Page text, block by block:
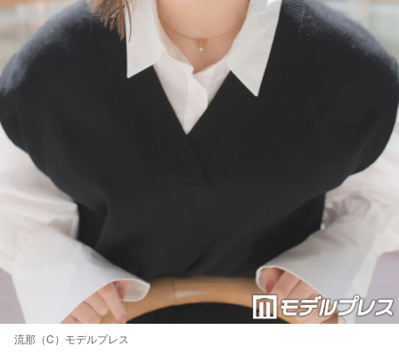
流那（C）モデルプレス